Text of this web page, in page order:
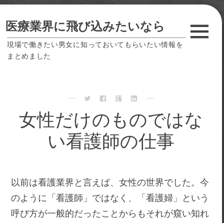
女性だけのものではない看護師の仕事
転職する際の幅広い選択肢
脱初心者のため看護業界で出来ること
看護業界で働くための資格
検
content
医療業界に飛び込みたいなら
現場で働きたい男女に知っておいてもらいたい情報を
まとめました
女性だけのものではな
い看護師の仕事
以前は看護業界と言えば、女性の世界でした。今
のように「看護師」ではなく、「看護婦」という
呼び方が一般的だったことからもそれが窺い知れ